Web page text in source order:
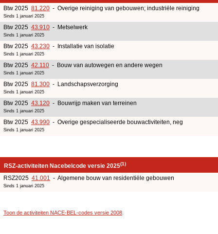
Btw 2025 81.220 - Overige reiniging van gebouwen; industriële reiniging
Sinds 1 januari 2025
Btw 2025 43.910 - Metselwerk
Sinds 1 januari 2025
Btw 2025 43.230 - Installatie van isolatie
Sinds 1 januari 2025
Btw 2025 42.110 - Bouw van autowegen en andere wegen
Sinds 1 januari 2025
Btw 2025 81.300 - Landschapsverzorging
Sinds 1 januari 2025
Btw 2025 43.120 - Bouwrijp maken van terreinen
Sinds 1 januari 2025
Btw 2025 43.990 - Overige gespecialiseerde bouwactiviteiten, neg
Sinds 1 januari 2025
RSZ-activiteiten Nacebelcode versie 2025(1)
RSZ2025 41.001 - Algemene bouw van residentiële gebouwen
Sinds 1 januari 2025
Toon de activiteiten NACE-BEL-codes versie 2008